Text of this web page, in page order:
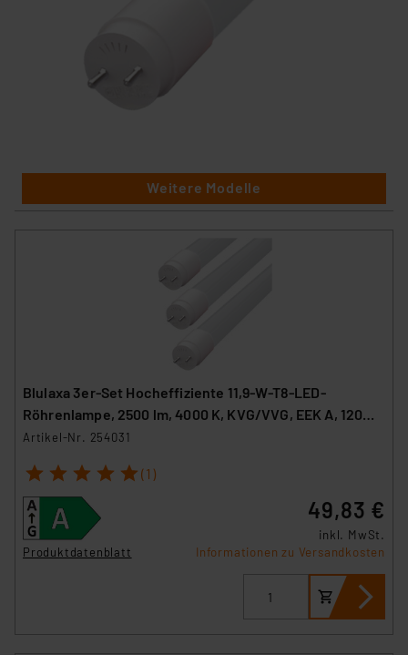
Weitere Modelle
Blulaxa 3er-Set Hocheffiziente 11,9-W-T8-LED-
Röhrenlampe, 2500 lm, 4000 K, KVG/VVG, EEK A, 120
cm
Artikel-Nr. 254031
1 2 3 4 5 (1)
Produktdatenblatt
49,83 €
inkl. MwSt.
Informationen zu Versandkosten